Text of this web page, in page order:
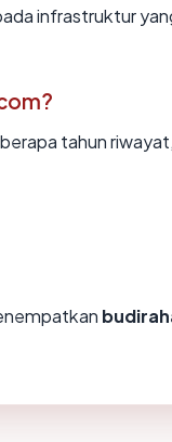
infrastruktur
tahun